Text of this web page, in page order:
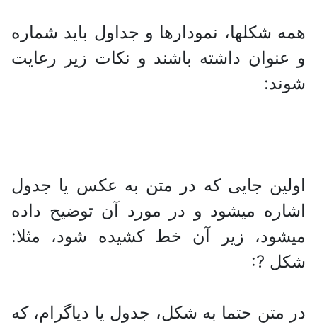
همه شکلها، نمودارها و جداول باید شماره
و عنوان داشته باشند و نکات زیر رعایت
شوند:
اولین جایی که در متن به عکس یا جدول
اشاره میشود و در مورد آن توضیح داده
میشود، زیر آن خط کشیده شود، مثلا:
شکل ?:
در متن حتما به شکل، جدول یا دیاگرام، که